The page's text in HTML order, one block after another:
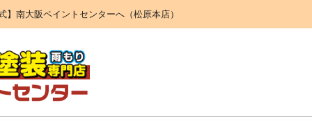
南大阪ペイントセンターへ（松原本店）